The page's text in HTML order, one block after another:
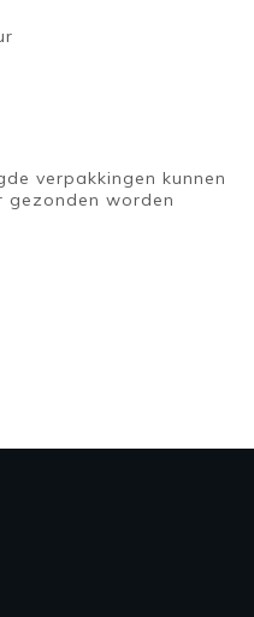
verpakkingen kunnen
gezonden worden